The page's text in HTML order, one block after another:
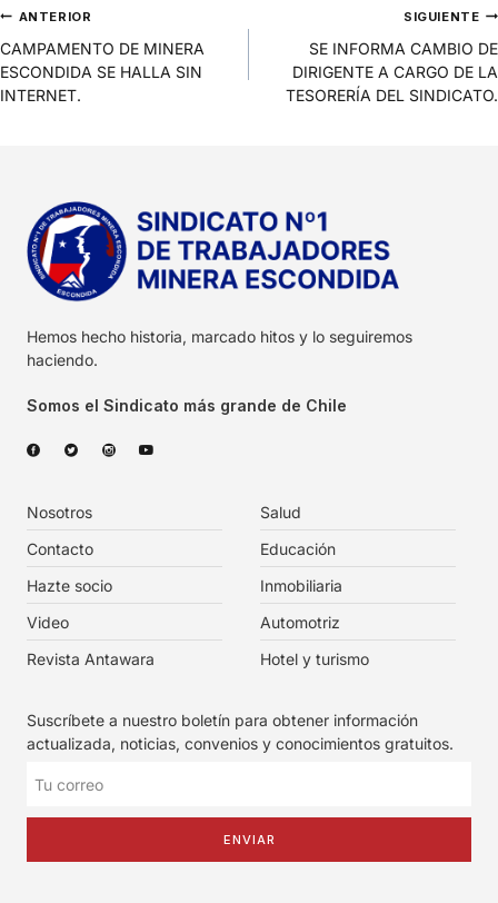
ANTERIOR
CAMPAMENTO DE MINERA
ESCONDIDA SE HALLA SIN
INTERNET.
SIGUIENTE
SE INFORMA CAMBIO DE
DIRIGENTE A CARGO DE LA
TESORERÍA DEL SINDICATO.
Hemos hecho historia, marcado hitos y lo seguiremos
haciendo.
Somos el Sindicato más grande de Chile
Nosotros
Contacto
Hazte socio
Video
Revista Antawara
Salud
Educación
Inmobiliaria
Automotriz
Hotel y turismo
Suscríbete a nuestro boletín para obtener información
actualizada, noticias, convenios y conocimientos gratuitos.
ENVIAR